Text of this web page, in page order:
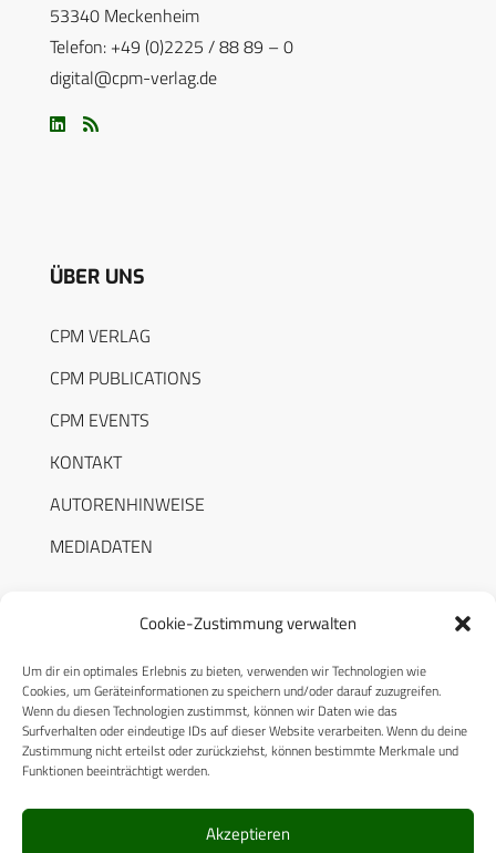
Cookie-Zustimmung verwalten
Um dir ein optimales Erlebnis zu bieten, verwenden wir Technologien wie
Cookies, um Geräteinformationen zu speichern und/oder darauf zuzugreifen.
Wenn du diesen Technologien zustimmst, können wir Daten wie das
Surfverhalten oder eindeutige IDs auf dieser Website verarbeiten. Wenn du deine
Zustimmung nicht erteilst oder zurückziehst, können bestimmte Merkmale und
Funktionen beeinträchtigt werden.
Akzeptieren
53340 Meckenheim
Telefon: +49 (0)2225 / 88 89 – 0
digital@cpm-verlag.de
ÜBER UNS
CPM VERLAG
CPM PUBLICATIONS
CPM EVENTS
KONTAKT
AUTORENHINWEISE
MEDIADATEN
RECHTLICHES
Datenschutzerklärung
Cookie-Richtlinie (EU)